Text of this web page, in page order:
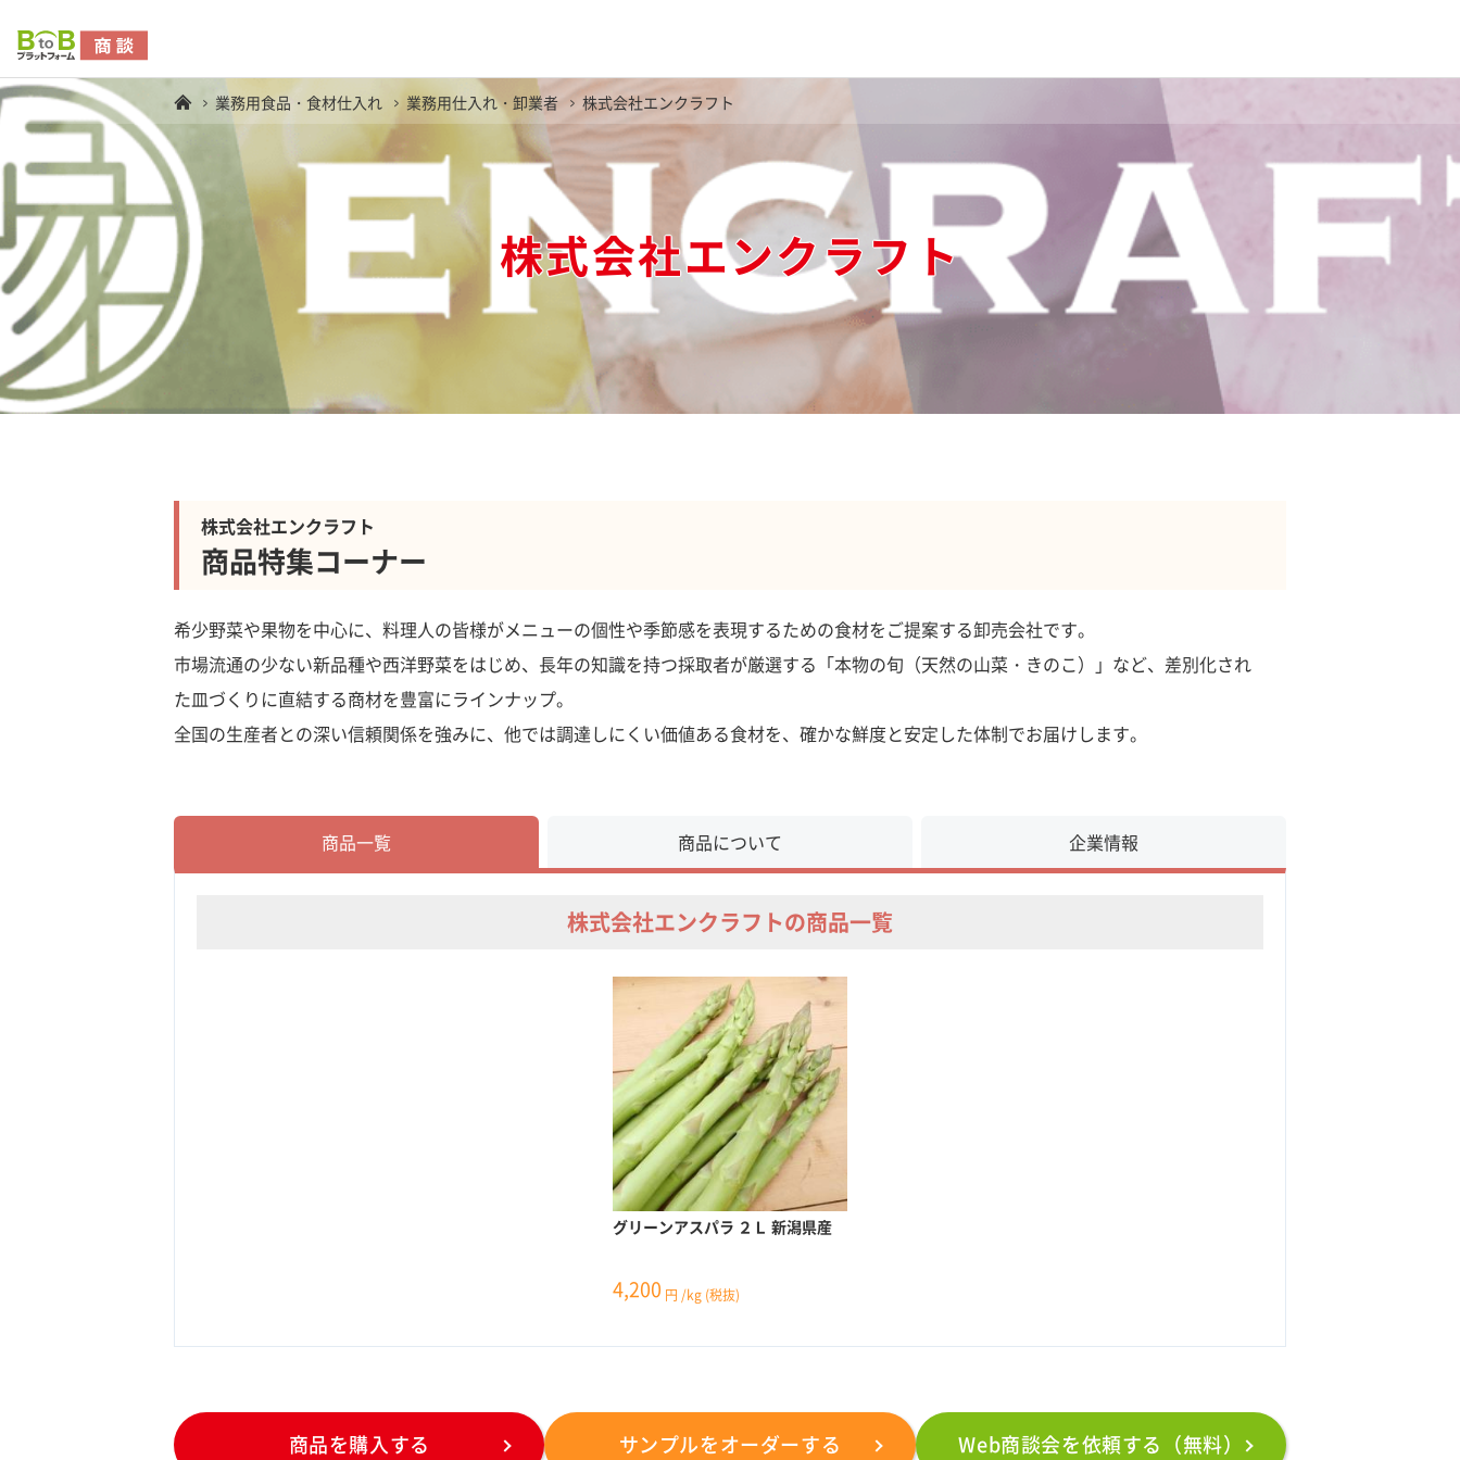
業務用食品・食材仕入れ 業務用仕入れ・卸業者 株式会社エンクラフト
株式会社エンクラフト
株式会社エンクラフト
商品特集コーナー
希少野菜や果物を中心に、料理人の皆様がメニューの個性や季節感を表現するための食材をご提案する卸売会社です。
市場流通の少ない新品種や西洋野菜をはじめ、長年の知識を持つ採取者が厳選する「本物の旬（天然の山菜・きのこ）」など、差別化され
た皿づくりに直結する商材を豊富にラインナップ。
全国の生産者との深い信頼関係を強みに、他では調達しにくい価値ある食材を、確かな鮮度と安定した体制でお届けします。
商品一覧 商品について 企業情報
株式会社エンクラフトの商品一覧
グリーンアスパラ ２Ｌ 新潟県産
4,200 円 /kg (税抜)
商品を購入する サンプルをオーダーする Web商談会を依頼する（無料）